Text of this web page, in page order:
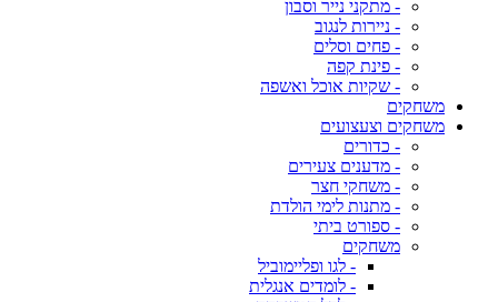
- מתקני נייר וסבון
- ניירות לנגוב
- פחים וסלים
- פינת קפה
- שקיות אוכל ואשפה
משחקים
משחקים וצעצועים
- כדורים
- מדענים צעירים
- משחקי חצר
- מתנות לימי הולדת
- ספורט ביתי
משחקים
- לגו ופליימוביל
- לומדים אנגלית